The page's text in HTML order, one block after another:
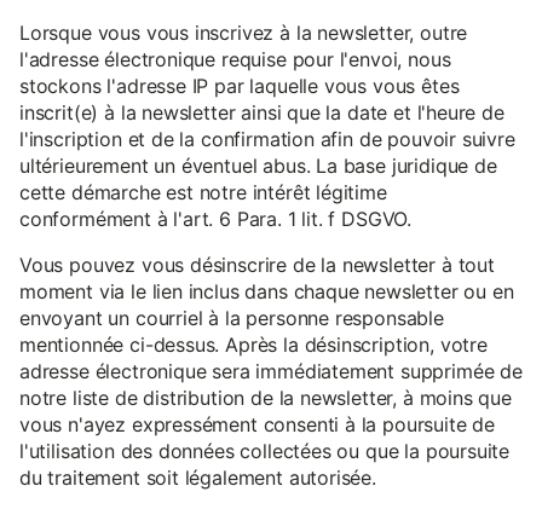
Lorsque vous vous inscrivez à la newsletter, outre
l'adresse électronique requise pour l'envoi, nous
stockons l'adresse IP par laquelle vous vous êtes
inscrit(e) à la newsletter ainsi que la date et l'heure de
l'inscription et de la confirmation afin de pouvoir suivre
ultérieurement un éventuel abus. La base juridique de
cette démarche est notre intérêt légitime
conformément à l'art. 6 Para. 1 lit. f DSGVO.
Vous pouvez vous désinscrire de la newsletter à tout
moment via le lien inclus dans chaque newsletter ou en
envoyant un courriel à la personne responsable
mentionnée ci-dessus. Après la désinscription, votre
adresse électronique sera immédiatement supprimée de
notre liste de distribution de la newsletter, à moins que
vous n'ayez expressément consenti à la poursuite de
l'utilisation des données collectées ou que la poursuite
du traitement soit légalement autorisée.